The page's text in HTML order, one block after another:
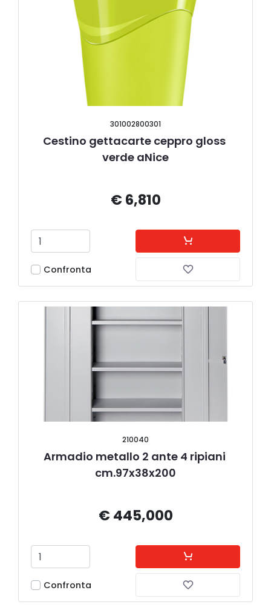
301002800301
Cestino gettacarte ceppro gloss
verde aNice
€ 6,810
Confronta
210040
Armadio metallo 2 ante 4 ripiani
cm.97x38x200
€ 445,000
Confronta